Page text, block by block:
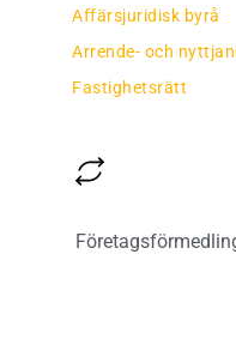
Affärsjuridisk byrå
Arrende- och
Fastighetsrätt